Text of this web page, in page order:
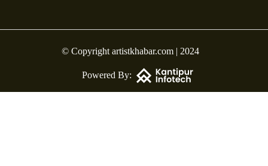
© Copyright artistkhabar.com | 2024
Powered By: